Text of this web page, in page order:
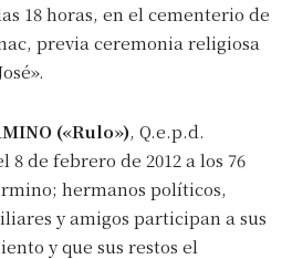
18 horas, en el cementerio de
previa ceremonia religiosa
(«Rulo»), Q.e.p.d.
8 de febrero de 2012 a los 76
hermanos políticos,
y amigos participan a sus
y que sus restos el